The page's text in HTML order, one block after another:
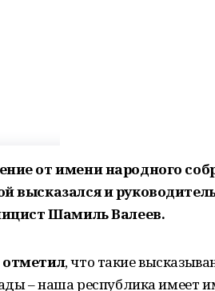
от имени народного
высказался и
Шамиль Валеев.
отметил, что такие
– наша республика имеет